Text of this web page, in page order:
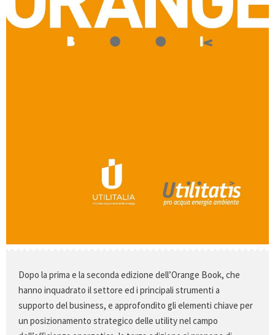
Dopo la prima e la seconda edizione dell’Orange Book, che
hanno inquadrato il settore ed i principali strumenti a
supporto del business, e approfondito gli elementi chiave per
un posizionamento strategico delle utility nel campo